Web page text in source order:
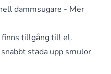
dammsugare - Mer
finns tillgång till el.
städa upp smulor